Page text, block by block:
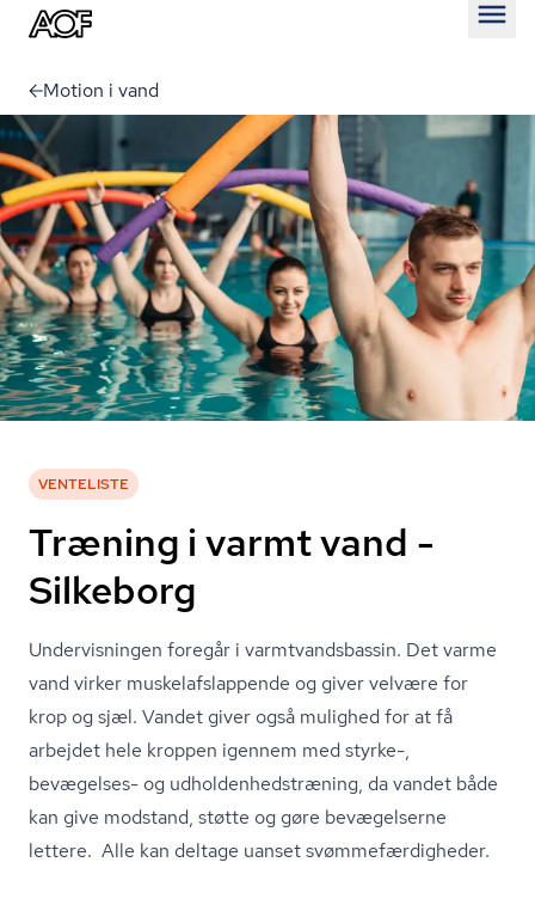
Motion i vand
VENTELISTE
Træning i varmt vand -
Silkeborg
Undervisningen foregår i varmtvands­bas­sin. Det varme
vand virker mu­skel­af­slap­pen­de og giver velvære for
krop og sjæl. Vandet giver også mulighed for at få
arbejdet hele kroppen igennem med styrke-,
bevægelses- og ud­hol­den­heds­træ­ning, da vandet både
kan give modstand, støtte og gøre bevægelserne
lettere. Alle kan deltage uanset svøm­me­fær­dig­he­der.